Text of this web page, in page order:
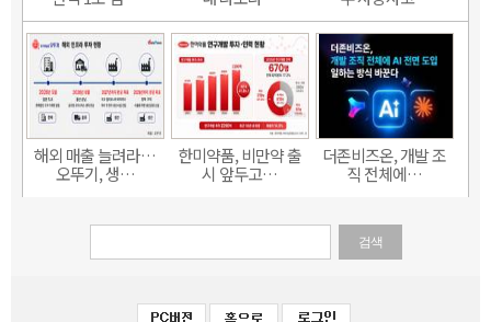
해외 매출 늘려라…
오뚜기, 생…
한미약품, 비만약 출
시 앞두고…
더존비즈온, 개발 조
직 전체에…
검색